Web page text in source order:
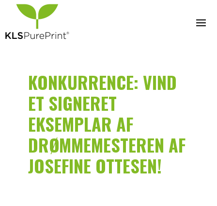
KONKURRENCE: VIND
ET SIGNERET
EKSEMPLAR AF
DRØMMEMESTEREN AF
JOSEFINE OTTESEN!